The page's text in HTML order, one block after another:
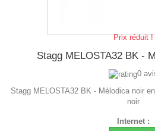
Prix réduit !
Stagg MELOSTA32 BK -
0
Stagg MELOSTA32 BK - Mélodica noir
noir
Internet :